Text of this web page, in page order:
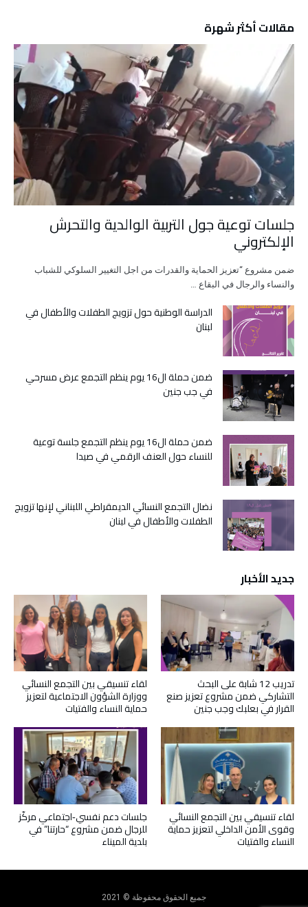
مقالات أكثر شهرة
جلسات توعية جول التربية الوالدية والتحرش
الإلكتروني
ضمن مشروع “تعزيز الحماية والقدرات من اجل التغيير السلوكي للشباب
والنساء والرجال في البقاع …
الدراسة الوطنية حول تزويج الطفلات والأطفال في
لبنان
ضمن حملة ال16 يوم ينظم التجمع عرض مسرحي
في جب جنين
ضمن حملة ال16 يوم ينظم التجمع جلسة توعية
للنساء حول العنف الرقمي في صيدا
نضال التجمع النسائي الديمقراطي اللبناني لإنها تزويج
الطفلات والأطفال في لبنان
جديد الأخبار
لقاء تنسيقي بين التجمع النسائي
ووزارة الشؤون الاجتماعية لتعزيز
حماية النساء والفتيات
تدريب 12 شابة على البحث
التشاركي ضمن مشروع تعزيز صنع
القرار في بعلبك وجب جنين
جلسات دعم نفسي‑اجتماعي مركّز
للرجال ضمن مشروع “حارتنا” في
بلدية الميناء
لقاء تنسيقي بين التجمع النسائي
وقوى الأمن الداخلي لتعزيز حماية
النساء والفتيات
جميع الحقوق محفوظة © 2021